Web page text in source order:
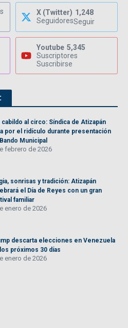
X (Twitter) 1,248
SeguidoresSeguir
Youtube 5,345
Suscriptores
Suscribirse
cabildo al circo: Síndica de Atizapán
por el ridículo durante presentación
Municipal
febrero de 2026
sonrisas y tradición: Atizapán
el Día de Reyes con un gran
familiar
enero de 2026
descarta elecciones en Venezuela
próximos 30 días
enero de 2026